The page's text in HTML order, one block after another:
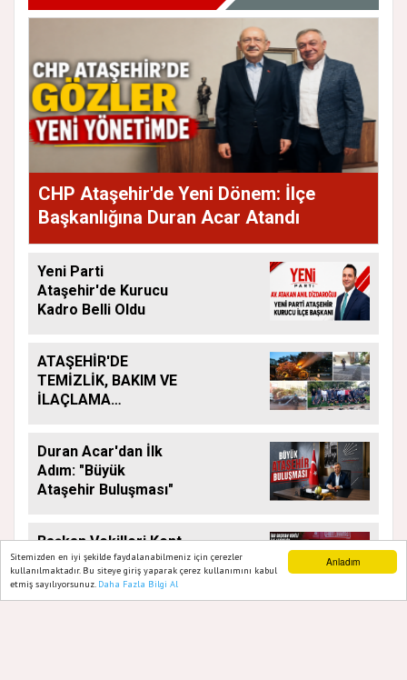
Anladım
Sitemizden en iyi şekilde faydalanabilmeniz için çerezler
kullanılmaktadır. Bu siteye giriş yaparak çerez kullanımını kabul
etmiş sayılıyorsunuz. Daha Fazla Bilgi Al
CHP Ataşehir'de Yeni Dönem: İlçe
Başkanlığına Duran Acar Atandı
Yeni Parti
Ataşehir'de Kurucu
Kadro Belli Oldu
ATAŞEHİR'DE
TEMİZLİK, BAKIM VE
İLAÇLAMA
Duran Acar'dan İlk
Adım: "Büyük
Ataşehir Buluşması"
Başkan Vekilleri Kent
Lokantası'nda
Vatandaşlarla Bir
Araya Geldi
Ana Sayfa Web TV